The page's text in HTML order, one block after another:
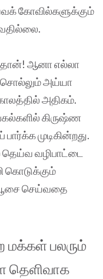
கோவில்களுக்கும்
ஆனா எல்லா
சொல்லும் அய்யா
அதிகம்.
கிருஷ்ண
முடிகின்றது.
தெய்வ வழிபாட்டை
கொடுக்கும்
செய்வதை
பலரும்
தெளிவாக